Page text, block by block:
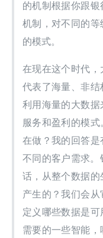
的机制根据你跟
机制，对不同的等
的模式。
在现在这个时代
代表了海量、非
利用海量的大数
服务和盈利的模
在做？我的回答
不同的客户需求。
话，从整个数据的
产生的？我们会
定义哪些数据是
需要的一些智能